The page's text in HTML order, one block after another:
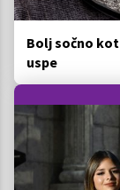
Bolj sočno
uspe